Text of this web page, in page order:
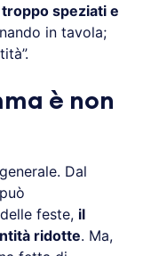
speziati e
in tavola;
è non
Dal
feste, il
ridotte. Ma,